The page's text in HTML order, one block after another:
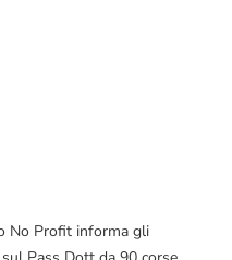
No Profit informa gli